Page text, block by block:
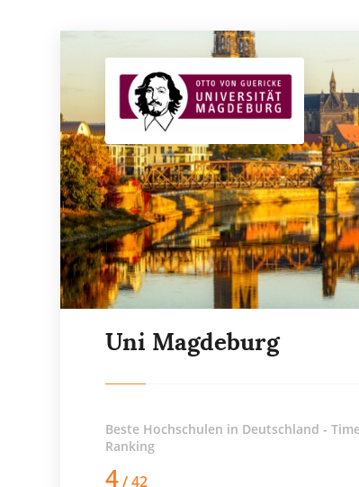
Uni Magdeburg
Beste Hochschulen in Deutschland -
Ranking
4/ 42